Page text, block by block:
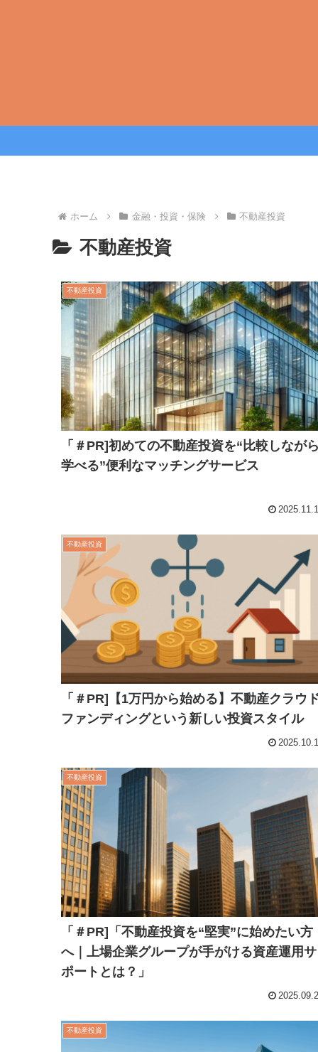
ホーム 金融・投資・保険 不動産投資
不動産投資
不動産投資
「＃PR]初めての不動産投資を“比較しなが
学べる”便利なマッチングサービス
不動産投資
「＃PR]【1万円から始める】不動産クラウ
ファンディングという新しい投資スタイル
不動産投資
「＃PR]「不動産投資を“堅実”に始めたい方
へ｜上場企業グループが手がける資産運用サ
ポートとは？」
不動産投資